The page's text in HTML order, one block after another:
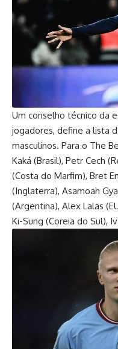
Um conselho técnico da
jogadores, define a lista
masculinos. Para o The
Kaká (Brasil), Petr Cech
(Costa do Marfim), Bret
(Inglaterra), Asamoah
(Argentina), Alex Lalas
Ki-Sung (Coreia do Sul),